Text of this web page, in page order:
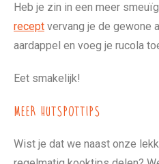
Heb je zin in een meer
recept vervang je de gewone
aardappel en voeg je rucola
Eet smakelijk!
Meer hutspottips
Wist je dat we naast onze